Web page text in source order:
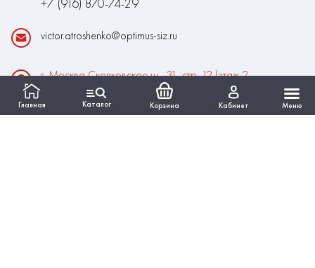
Главная Каталог Корзина Кабинет Меню
victor.atroshenko@optimus-siz.ru
г. Москва Сколковское ш., 31, стр. 12 (этаж 2,
помещение 22)
Время работы: